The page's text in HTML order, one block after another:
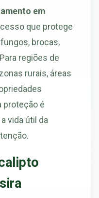
em
que protege
brocas,
regiões de
rurais, áreas
proteção é
vida útil da